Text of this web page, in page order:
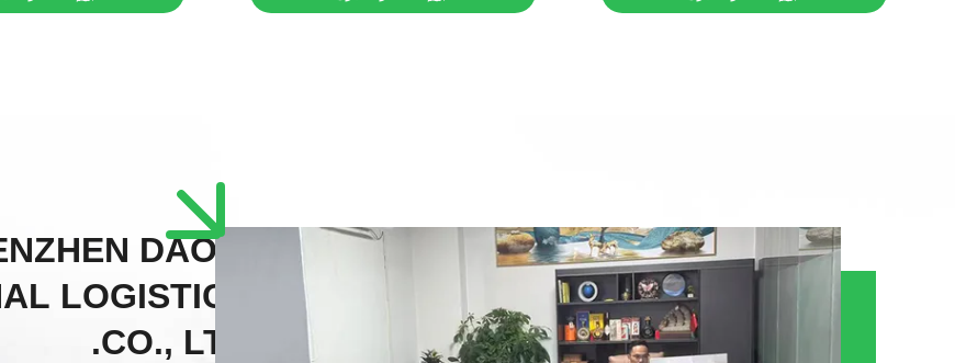
DAOYI
LOGISTICS
CO., LTD.